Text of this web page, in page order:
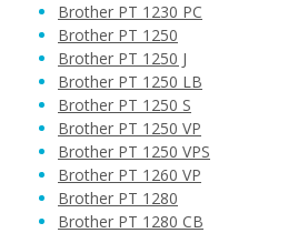
Brother PT 1230 PC
Brother PT 1250
Brother PT 1250 J
Brother PT 1250 LB
Brother PT 1250 S
Brother PT 1250 VP
Brother PT 1250 VPS
Brother PT 1260 VP
Brother PT 1280
Brother PT 1280 CB